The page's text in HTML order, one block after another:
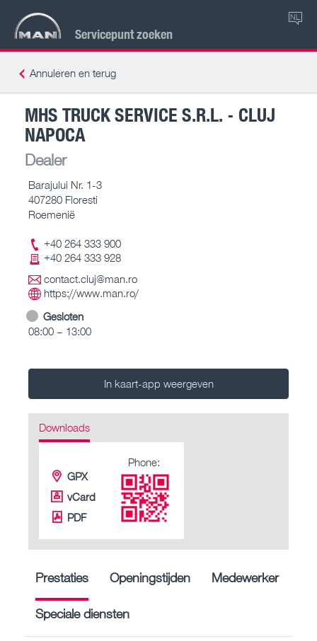
Servicepunt zoeken
NL
Annuleren en terug
MHS TRUCK SERVICE S.R.L. - CLUJ
NAPOCA
Dealer
Barajului Nr. 1-3
407280 Floresti
Roemenië
+40 264 333 900
+40 264 333 928
contact.cluj@man.ro
https://www.man.ro/
Gesloten
08:00 – 13:00
In kaart-app weergeven
Downloads
GPX
vCard
PDF
Phone:
Prestaties Openingstijden Medewerker
Speciale diensten